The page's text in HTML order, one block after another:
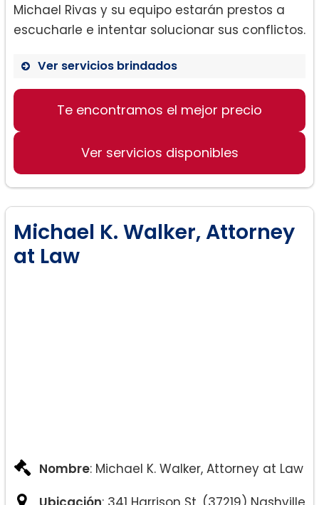
Michael Rivas y su equipo estarán prestos a
escucharle e intentar solucionar sus conflictos.
Ver servicios brindados
Divorcio y derecho de familia.
Custodia de los hijos.
Cumplimiento y modificación
después del divorcio.
Testamento y sucesiones.
Te encontramos el mejor precio
Ver servicios disponibles
Michael K. Walker, Attorney
at Law
Nombre: Michael K. Walker, Attorney at Law